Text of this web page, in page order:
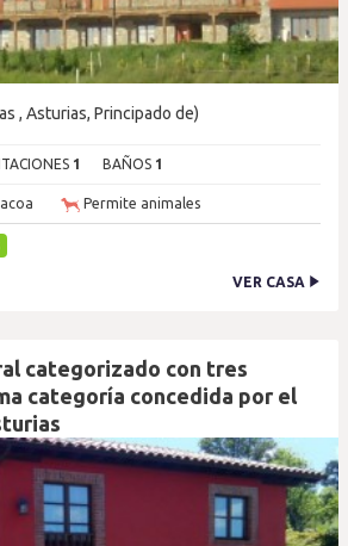
, Asturias, Principado de)
1 BAÑOS 1
Permite animales
VER CASA
categorizado con tres
categoría concedida por el